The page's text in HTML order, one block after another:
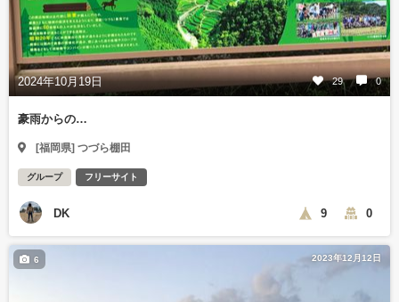
2024年10月19日 29 0
豪雨からの…
[福岡県] つづら棚田
グループ フリーサイト
DK 9 0
2023年12月12日
6